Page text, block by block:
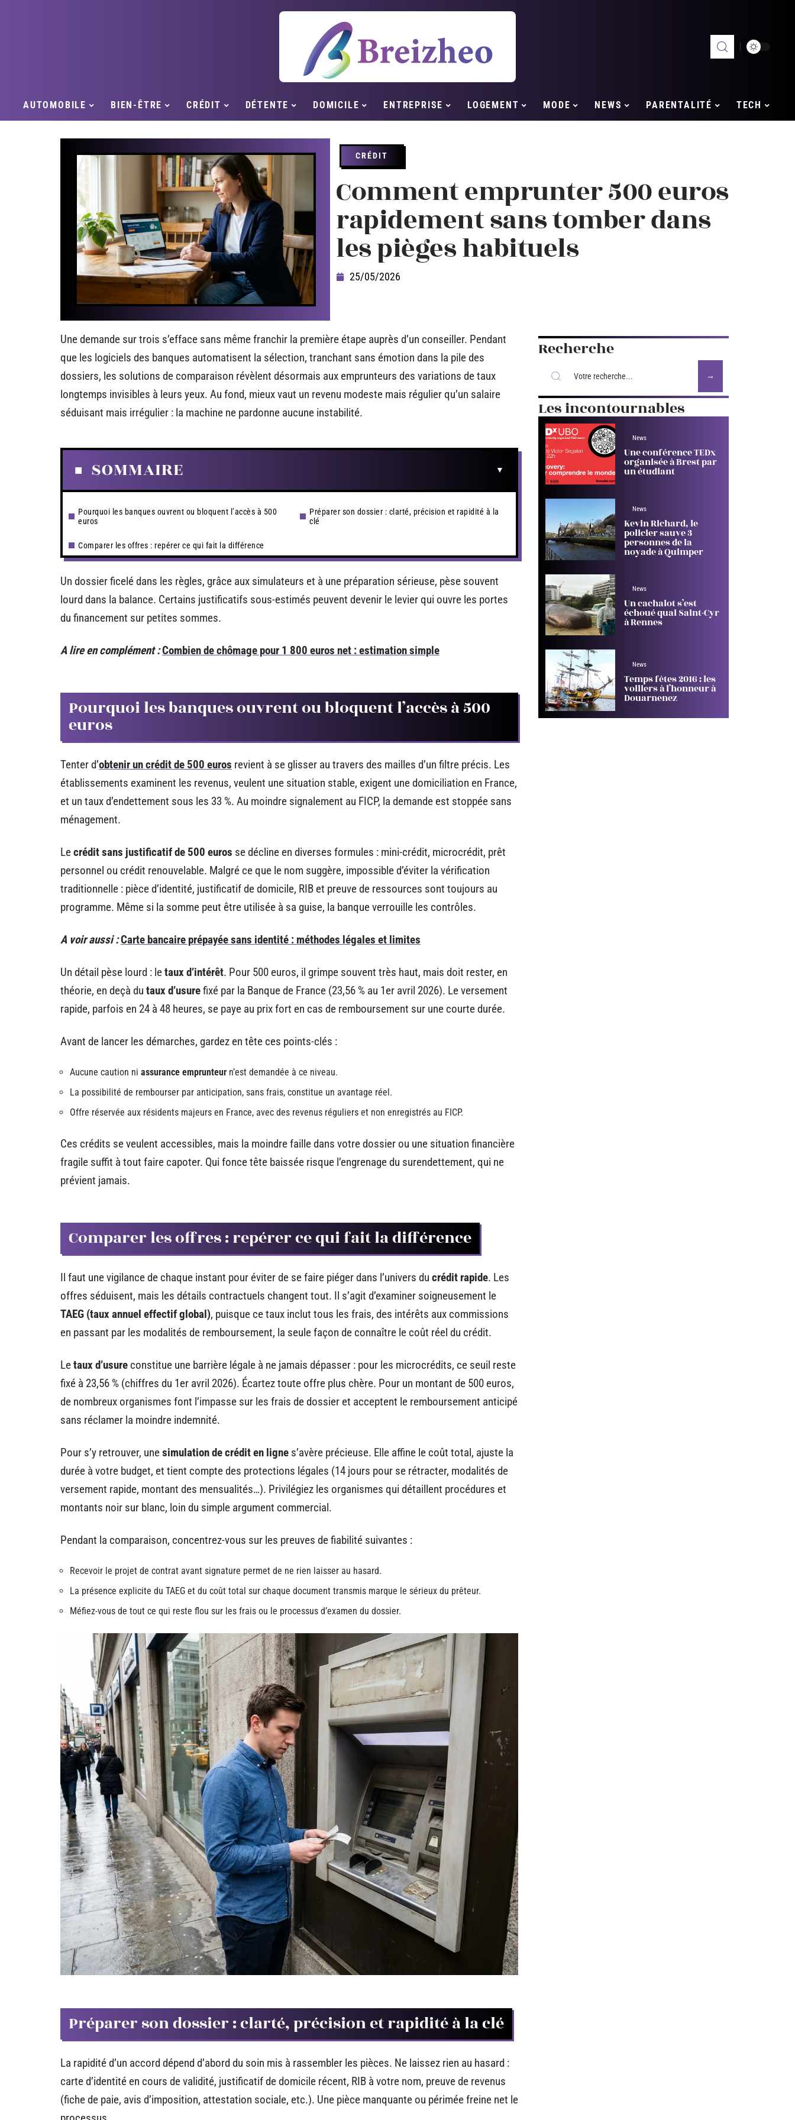
AUTOMOBILE BIEN-ÊTRE CRÉDIT DÉTENTE DOMICILE ENTREPRISE LOGEMENT MODE NEWS PARENTALITÉ TECH
CRÉDIT
Comment emprunter 500 euros
rapidement sans tomber dans
les pièges habituels
25/05/2026
Une demande sur trois s’efface sans même franchir la première étape auprès d’un conseiller. Pendant
que les logiciels des banques automatisent la sélection, tranchant sans émotion dans la pile des
dossiers, les solutions de comparaison révèlent désormais aux emprunteurs des variations de taux
longtemps invisibles à leurs yeux. Au fond, mieux vaut un revenu modeste mais régulier qu’un salaire
séduisant mais irrégulier : la machine ne pardonne aucune instabilité.
SOMMAIRE
Pourquoi les banques ouvrent ou bloquent l’accès à 500
euros
Comparer les offres : repérer ce qui fait la différence
Préparer son dossier : clarté, précision et rapidité à la
clé
Un dossier ficelé dans les règles, grâce aux simulateurs et à une préparation sérieuse, pèse souvent
lourd dans la balance. Certains justificatifs sous-estimés peuvent devenir le levier qui ouvre les portes
du financement sur petites sommes.
A lire en complément :Combien de chômage pour 1 800 euros net : estimation simple
Pourquoi les banques ouvrent ou bloquent l’accès à 500
euros
Tenter d’obtenir un crédit de 500 euros revient à se glisser au travers des mailles d’un filtre précis. Les
établissements examinent les revenus, veulent une situation stable, exigent une domiciliation en France,
et un taux d’endettement sous les 33 %. Au moindre signalement au FICP, la demande est stoppée sans
ménagement.
Lecrédit sans justificatif de 500 euros se décline en diverses formules : mini-crédit, microcrédit, prêt
personnel ou crédit renouvelable. Malgré ce que le nom suggère, impossible d’éviter la vérification
traditionnelle : pièce d’identité, justificatif de domicile, RIB et preuve de ressources sont toujours au
programme. Même si la somme peut être utilisée à sa guise, la banque verrouille les contrôles.
A voir aussi :Carte bancaire prépayée sans identité : méthodes légales et limites
Un détail pèse lourd : letaux d’intérêt. Pour 500 euros, il grimpe souvent très haut, mais doit rester, en
théorie, en deçà du taux d’usurefixé par la Banque de France (23,56 % au 1er avril 2026). Le versement
rapide, parfois en 24 à 48 heures, se paye au prix fort en cas de remboursement sur une courte durée.
Avant de lancer les démarches, gardez en tête ces points-clés :
Aucune caution ni assurance emprunteur n’est demandée à ce niveau.
La possibilité de rembourser par anticipation, sans frais, constitue un avantage réel.
Offre réservée aux résidents majeurs en France, avec des revenus réguliers et non enregistrés au FICP.
Ces crédits se veulent accessibles, mais la moindre faille dans votre dossier ou une situation financière
fragile suffit à tout faire capoter. Qui fonce tête baissée risque l’engrenage du surendettement, qui ne
prévient jamais.
Comparer les offres : repérer ce qui fait la différence
Il faut une vigilance de chaque instant pour éviter de se faire piéger dans l’univers du crédit rapide. Les
offres séduisent, mais les détails contractuels changent tout. Il s’agit d’examiner soigneusement le
TAEG (taux annuel effectif global), puisque ce taux inclut tous les frais, des intérêts aux commissions
en passant par les modalités de remboursement, la seule façon de connaître le coût réel du crédit.
Letaux d’usure constitue une barrière légale à ne jamais dépasser : pour les microcrédits, ce seuil reste
fixé à 23,56 % (chiffres du 1er avril 2026). Écartez toute offre plus chère. Pour un montant de 500 euros,
de nombreux organismes font l’impasse sur les frais de dossier et acceptent le remboursement anticipé
sans réclamer la moindre indemnité.
Pour s’y retrouver, unesimulation de crédit en ligne s’avère précieuse. Elle affine le coût total, ajuste la
durée à votre budget, et tient compte des protections légales (14 jours pour se rétracter, modalités de
versement rapide, montant des mensualités…). Privilégiez les organismes qui détaillent procédures et
montants noir sur blanc, loin du simple argument commercial.
Pendant la comparaison, concentrez-vous sur les preuves de fiabilité suivantes :
Recevoir le projet de contrat avant signature permet de ne rien laisser au hasard.
La présence explicite du TAEG et du coût total sur chaque document transmis marque le sérieux du prêteur.
Méfiez-vous de tout ce qui reste flou sur les frais ou le processus d’examen du dossier.
Préparer son dossier : clarté, précision et rapidité à la clé
La rapidité d’un accord dépend d’abord du soin mis à rassembler les pièces. Ne laissez rien au hasard :
carte d’identité en cours de validité, justificatif de domicile récent, RIB à votre nom, preuve de revenus
(fiche de paie, avis d’imposition, attestation sociale, etc.). Une pièce manquante ou périmée freine net le
Recherche
Les incontournables
News
Une conférence TEDx
organisée à Brest par
un étudiant
News
Kevin Richard, le
policier sauve 3
personnes de la
noyade à Quimper
News
Un cachalot s’est
échoué quai Saint-Cyr
à Rennes
News
Temps fêtes 2016 : les
voiliers à l’honneur à
Douarnenez